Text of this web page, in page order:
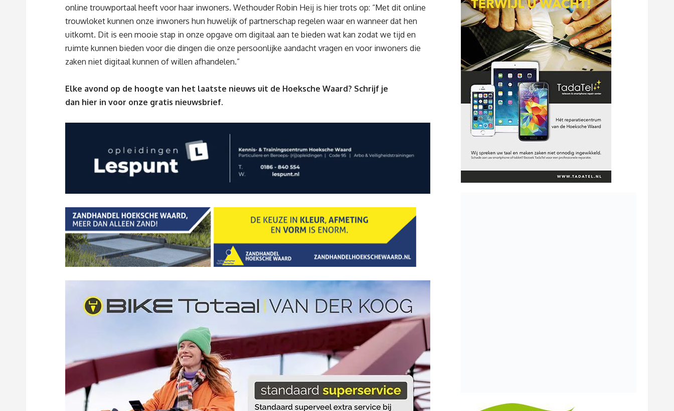
online trouwportaal heeft voor haar inwoners. Wethouder Robin Heij is hier trots op: “Met dit online
trouwloket kunnen onze inwoners hun huwelijk of partnerschap regelen waar en wanneer dat hen
uitkomt. Dit is een mooie stap in onze opgave om digitaal aan te bieden wat kan zodat we tijd en
ruimte kunnen bieden voor die dingen die onze persoonlijke aandacht vragen en voor inwoners die
zaken niet digitaal kunnen of willen afhandelen.”
Elke avond op de hoogte van het laatste nieuws uit de Hoeksche Waard? Schrijf je
dan hier in voor onze gratis nieuwsbrief.